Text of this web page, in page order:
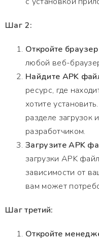
Шаг 2:
Откройте
любой веб-
Найдите APK
ресурс, где
хотите
разделе загрузок
разработчиком.
Загрузите APK
загрузки APK
зависимости от
вам может
Шаг третий:
Откройте